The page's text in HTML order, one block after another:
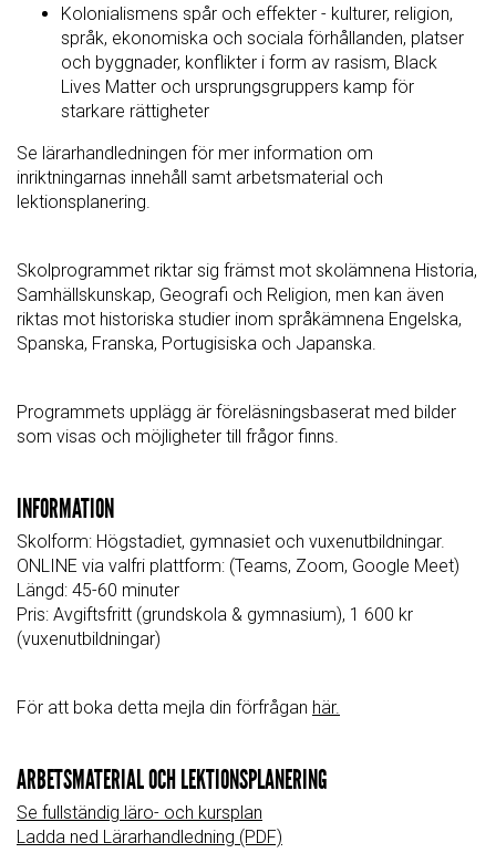
Kolonialismens spår och effekter - kulturer, religion,
språk, ekonomiska och sociala förhållanden, platser
och byggnader, konflikter i form av rasism, Black
Lives Matter och ursprungsgruppers kamp för
starkare rättigheter
Se lärarhandledningen för mer information om
inriktningarnas innehåll samt arbetsmaterial och
lektionsplanering.
Skolprogrammet riktar sig främst mot skolämnena Historia,
Samhällskunskap, Geografi och Religion, men kan även
riktas mot historiska studier inom språkämnena Engelska,
Spanska, Franska, Portugisiska och Japanska.
Programmets upplägg är föreläsningsbaserat med bilder
som visas och möjligheter till frågor finns.
INFORMATION
Skolform: Högstadiet, gymnasiet och vuxenutbildningar.
ONLINE via valfri plattform: (Teams, Zoom, Google Meet)
Längd: 45-60 minuter
Pris: Avgiftsfritt (grundskola & gymnasium), 1 600 kr
(vuxenutbildningar)
För att boka detta mejla din förfrågan här.
ARBETSMATERIAL OCH LEKTIONSPLANERING
Se fullständig läro- och kursplan
Ladda ned Lärarhandledning (PDF)